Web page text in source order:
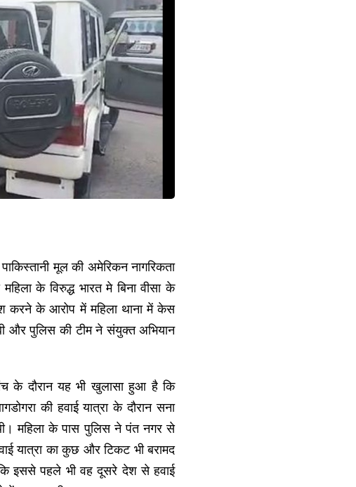
मूल की अमेरिकन नागरिकता
के विरुद्ध भारत मे बिना वीसा के
करने के आरोप में महिला थाना में केस
और पुलिस की टीम ने संयुक्त अभियान
के दौरान यह भी खुलासा हुआ है कि
की हवाई यात्रा के दौरान सना
महिला के पास पुलिस ने पंत नगर से
यात्रा का कुछ और टिकट भी बरामद
इससे पहले भी वह दूसरे देश से हवाई